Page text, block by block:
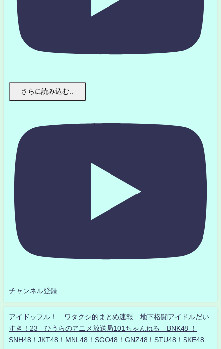
さらに読み込む...
チャンネル登録
アイドッフル！ ワタクシ的まとめ速報 地下格闘アイドルだい
すき！23 ひうらのアニメ放送局101ちゃんねる BNK48 ！
SNH48！JKT48！MNL48！SGO48！GNZ48！STU48！SKE48